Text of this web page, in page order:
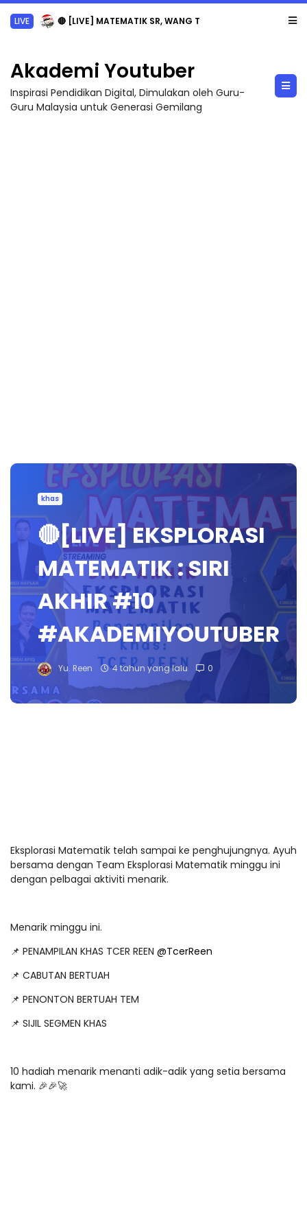
Sejarah Tingkatan 4
Akademi Youtuber
Inspirasi Pendidikan Digital, Dimulakan oleh Guru-
Guru Malaysia untuk Generasi Gemilang
khas
🔴[LIVE] EKSPLORASI
MATEMATIK : SIRI
AKHIR #10
#AKADEMIYOUTUBER
Yu. Reen 4 tahun yang lalu 0
Eksplorasi Matematik telah sampai ke penghujungnya. Ayuh
bersama dengan Team Eksplorasi Matematik minggu ini
dengan pelbagai aktiviti menarik.
Menarik minggu ini.
📌 PENAMPILAN KHAS TCER REEN @TcerReen
📌 CABUTAN BERTUAH
📌 PENONTON BERTUAH TEM
📌 SIJIL SEGMEN KHAS
10 hadiah menarik menanti adik-adik yang setia bersama
kami. 🎉🎉🚀